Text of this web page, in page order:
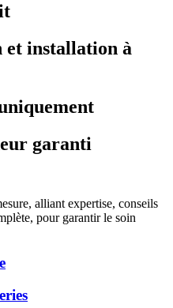
et installation à
garanti
alliant expertise, conseils
pour garantir le soin